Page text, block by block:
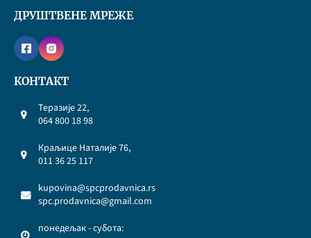
ДРУШТВЕНЕ МРЕЖЕ
КОНТАКТ
Теразије 22,
064 800 18 98
Краљице Наталије 76,
011 36 25 117
kupovina@spcprodavnica.rs
spc.prodavnica@gmail.com
понедељак - субота: